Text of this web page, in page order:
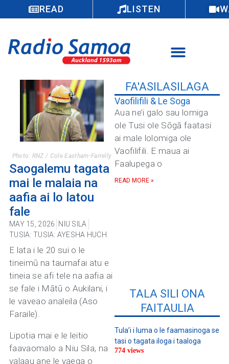
READ LISTEN
Photo: RNZ / Cole Eastham-Farrelly
Saogalemu tagata
mai le malaia na
aafia ai lo latou
fale
MAY 15, 2026 NIU SILA
TUSIA: TUSIA: AYESHA HUCH
E lata i le 20 sui o le
tineimū na taumafai atu e
tineia se afi tele na aafia ai
se fale i Mātū o Aukilani, i
le vaveao analeila (Aso
Faraile).
Lipotia mai e le leitio
faavaomalo a Niu Sila, na
valaau ane le vaega o
FA'ASILASILAGA
Vaofilifili & Le Soga
Aua ne’i galo sau lomiga
ole Tusi ole Sōgā faatasi
ai male lolomiga ole
Vaofilifili. E maua ai
Faalupega o
READ MORE »
TALA SILI ONA
FAITAULIA
Tula’i i luma o le faamasinoga se
tasi o tagata iloga i taaloga
774 views